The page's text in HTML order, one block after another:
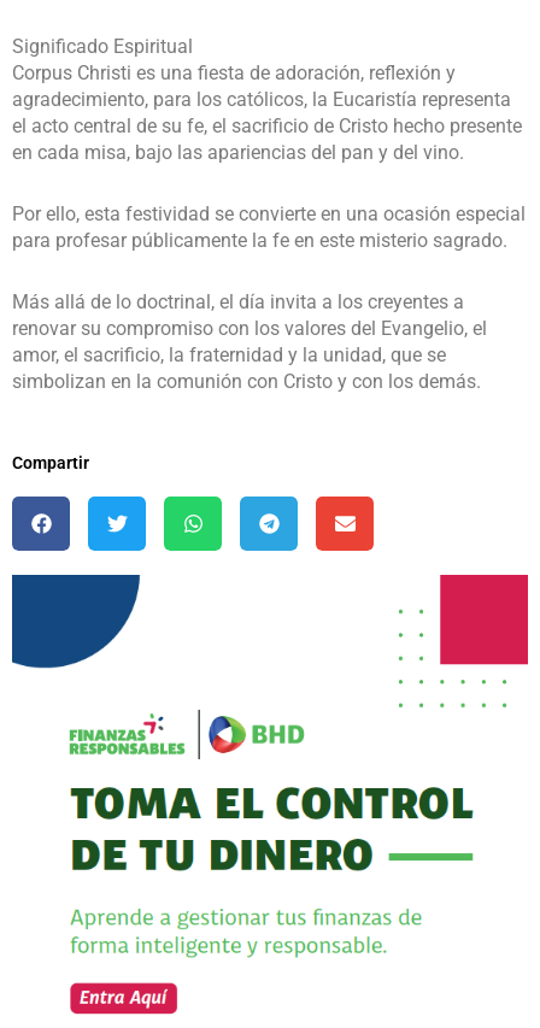
Significado Espiritual
Corpus Christi es una fiesta de adoración, reflexión y
agradecimiento, para los católicos, la Eucaristía representa
el acto central de su fe, el sacrificio de Cristo hecho presente
en cada misa, bajo las apariencias del pan y del vino.
Por ello, esta festividad se convierte en una ocasión especial
para profesar públicamente la fe en este misterio sagrado.
Más allá de lo doctrinal, el día invita a los creyentes a
renovar su compromiso con los valores del Evangelio, el
amor, el sacrificio, la fraternidad y la unidad, que se
simbolizan en la comunión con Cristo y con los demás.
Compartir